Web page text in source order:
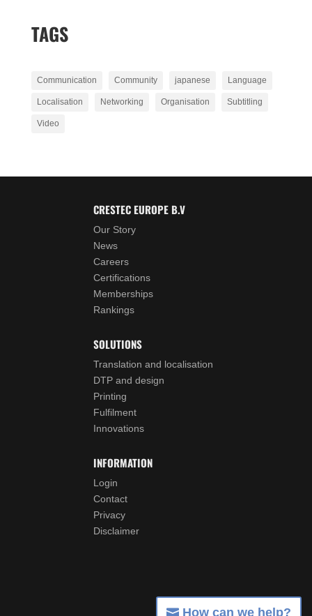
TAGS
Communication Community japanese Language
Localisation Networking Organisation Subtitling
Video
CRESTEC EUROPE B.V
Our Story
News
Careers
Certifications
Memberships
Rankings
SOLUTIONS
Translation and localisation
DTP and design
Printing
Fulfilment
Innovations
INFORMATION
Login
Contact
Privacy
Disclaimer
How can we help?